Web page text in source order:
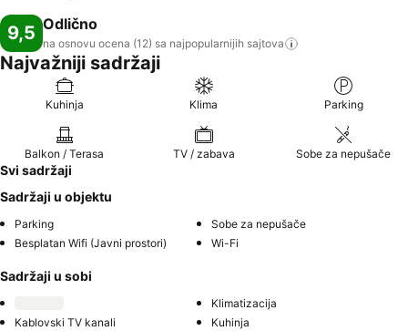
9,5 Odlično
na osnovu ocena (12) sa najpopularnijih sajtova
Najvažniji sadržaji
Kuhinja Klima Parking
Balkon / Terasa TV / zabava Sobe za nepušače
Svi sadržaji
Sadržaji u objektu
Parking
Sobe za nepušače
Besplatan Wifi (Javni prostori)
Wi-Fi
Sadržaji u sobi
Klimatizacija
Kablovski TV kanali
Kuhinja